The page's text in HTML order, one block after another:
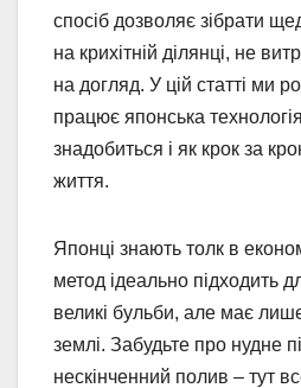
спосіб дозволяє зібрати
на крихітній ділянці, не
на догляд. У цій статті ми
працює японська
знадобиться і як крок за
життя.
Японці знають толк в
метод ідеально підходить
великі бульби, але має
землі. Забудьте про нудне
нескінченний полив – тут